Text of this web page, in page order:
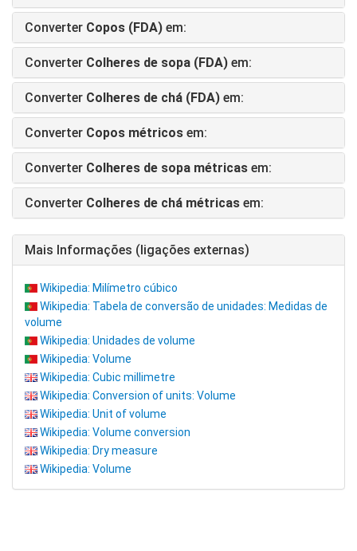
Converter Copos (FDA) em:
Converter Colheres de sopa (FDA) em:
Converter Colheres de chá (FDA) em:
Converter Copos métricos em:
Converter Colheres de sopa métricas em:
Converter Colheres de chá métricas em:
Mais Informações (ligações externas)
Wikipedia: Milímetro cúbico
Wikipedia: Tabela de conversão de unidades: Medidas de
volume
Wikipedia: Unidades de volume
Wikipedia: Volume
Wikipedia: Cubic millimetre
Wikipedia: Conversion of units: Volume
Wikipedia: Unit of volume
Wikipedia: Volume conversion
Wikipedia: Dry measure
Wikipedia: Volume